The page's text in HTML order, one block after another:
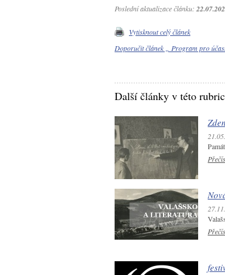
Poslední aktualizace článku:
Vytisknout celý článek
Doporučit článek „ Program pro
Další články v této